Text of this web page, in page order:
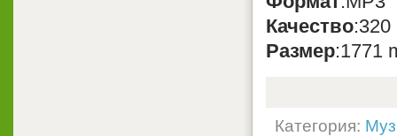
Качество:320
Размер:1771
Категория: